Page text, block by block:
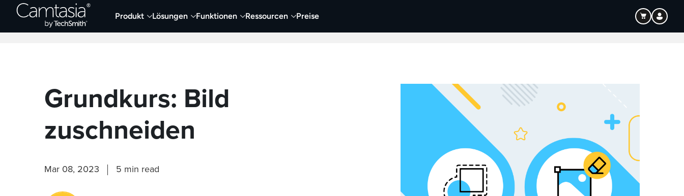
Direkt
Produkt Lösungen Funktionen Ressourcen Preise
Neueste Artikel Screen Capture und Aufnehmen Video Visueller Content
Grundkurs: Bild
zuschneiden
Mar 08, 2023 5 min read